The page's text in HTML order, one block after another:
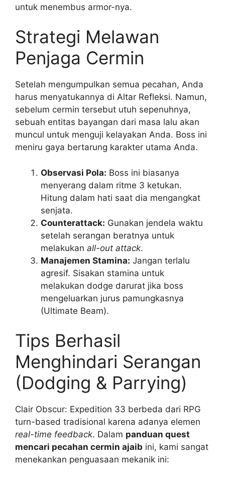
untuk menembus armor-nya.
Strategi Melawan
Penjaga Cermin
Setelah mengumpulkan semua pecahan, Anda
harus menyatukannya di Altar Refleksi. Namun,
sebelum cermin tersebut utuh sepenuhnya,
sebuah entitas bayangan dari masa lalu akan
muncul untuk menguji kelayakan Anda. Boss ini
meniru gaya bertarung karakter utama Anda.
Observasi Pola: Boss ini biasanya
menyerang dalam ritme 3 ketukan.
Hitung dalam hati saat dia mengangkat
senjata.
Counterattack: Gunakan jendela waktu
setelah serangan beratnya untuk
melakukan all-out attack.
Manajemen Stamina: Jangan terlalu
agresif. Sisakan stamina untuk
melakukan dodge darurat jika boss
mengeluarkan jurus pamungkasnya
(Ultimate Beam).
Tips Berhasil
Menghindari Serangan
(Dodging & Parrying)
Clair Obscur: Expedition 33 berbeda dari RPG
turn-based tradisional karena adanya elemen
real-time feedback. Dalam panduan quest
mencari pecahan cermin ajaib ini, kami sangat
menekankan penguasaan mekanik ini: